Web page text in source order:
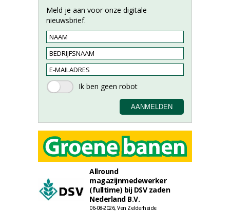
Meld je aan voor onze digitale
nieuwsbrief.
Allround
magazijnmedewerker
(fulltime) bij DSV zaden
Nederland B.V.
06-08-2026, Ven Zelderheide